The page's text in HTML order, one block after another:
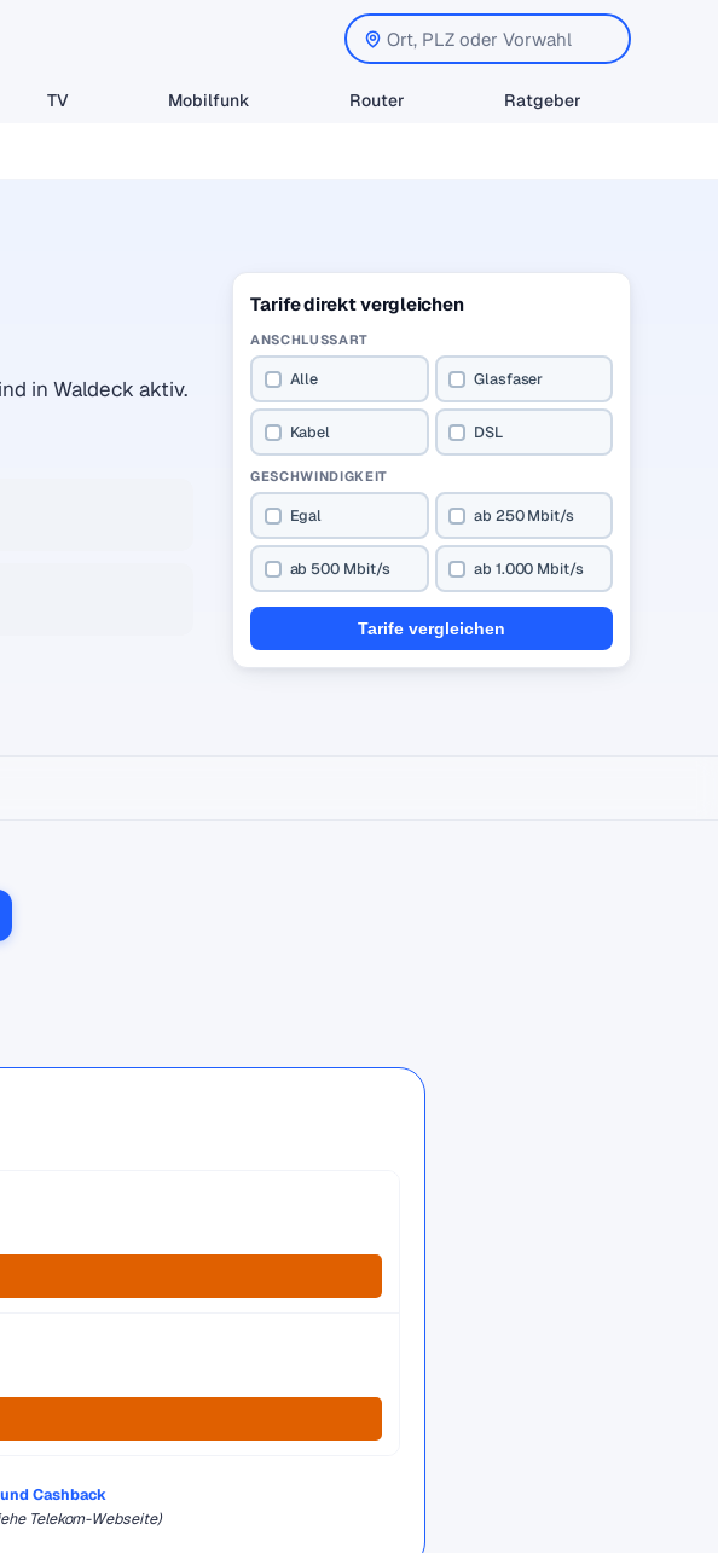
TV Mobilfunk Router Ratgeber
in Waldeck aktiv.
Tarife direkt vergleichen
ANSCHLUSSART
Alle Glasfaser
Kabel DSL
GESCHWINDIGKEIT
Egal ab 250 Mbit/s
ab 500 Mbit/s ab 1.000 Mbit/s
Tarife vergleichen
Cashback
Telekom-Webseite)